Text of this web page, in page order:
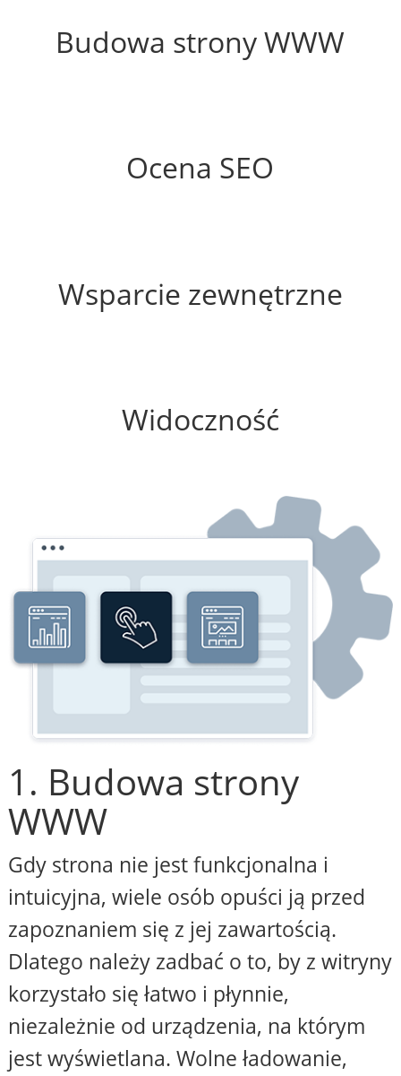
Budowa strony WWW
Ocena SEO
Wsparcie zewnętrzne
Widoczność
1. Budowa strony
WWW
Gdy strona nie jest funkcjonalna i
intuicyjna, wiele osób opuści ją przed
zapoznaniem się z jej zawartością.
Dlatego należy zadbać o to, by z witryny
korzystało się łatwo i płynnie,
niezależnie od urządzenia, na którym
jest wyświetlana. Wolne ładowanie,